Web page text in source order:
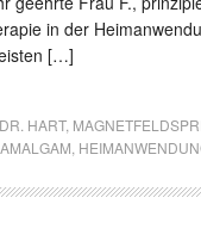
in der
[…]
DR. HART,
AMALGAM